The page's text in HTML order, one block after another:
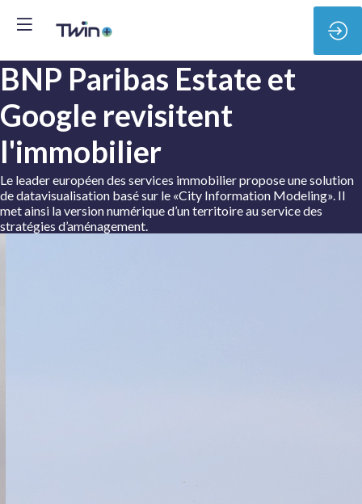
BNP Paribas Estate et
Google revisitent
l'immobilier
Le leader européen des services immobilier propose une solution
de datavisualisation basé sur le «City Information Modeling». Il
met ainsi la version numérique d’un territoire au service des
stratégies d’aménagement.